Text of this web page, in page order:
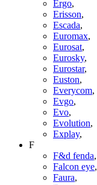
Ergo,
Erisson,
Escada,
Euromax,
Eurosat,
Eurosky,
Eurostar,
Euston,
Everycom,
Evgo,
Evo,
Evolution,
Explay,
F
F&d fenda,
Falcon eye,
Faura,